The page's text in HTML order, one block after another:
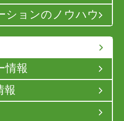
ションのノウハウ
情報
報